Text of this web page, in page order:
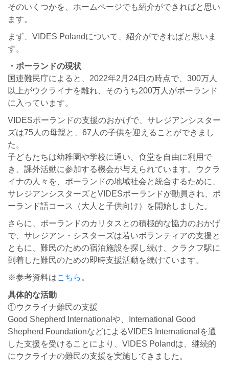
そのいくつかを、ホームページでも紹介ができればと思い
ます。
まず、VIDES Polandについて、紹介ができればと思いま
す。
・ポーランドの現状
国連難民庁によると、2022年2月24日の時点で、300万人
以上がウクライナを離れ、そのうち200万人がポーランド
に入っています。
VIDESポーランドの支援のおかげで、サレジアンシスター
ズは75人の母親と、67人の子供を迎えることができまし
た。
子どもたちは幼稚園や学校に通い、食堂を自由に利用で
き、課外活動に参加する機会が与えられています。ウクラ
イナの人々を、ポーランドの地域社会と統合するために、
サレジアンシスターズとVIDESポーランドが動員され、ポ
ーランド語コース（大人と子供向け）を開始しました。
さらに、ポーランドのカリタスとの積極的な協力のおかげ
で、サレジアン・シスターズは若いボランティアの支援と
ともに、難民のための宿泊施設を探し続け、クラクフ駅に
到着した難民のための即時支援活動を続けています。
※参考資料はこちら 。
具体的な活動
①ウクライナ難民の支援
Good Shepherd Internationalや、International Good
Shepherd FoundationなどによるVIDES Internationalを通
した支援を受けることにより、VIDES Polandは、継続的
にウクライナの難民の支援を実施してきました。